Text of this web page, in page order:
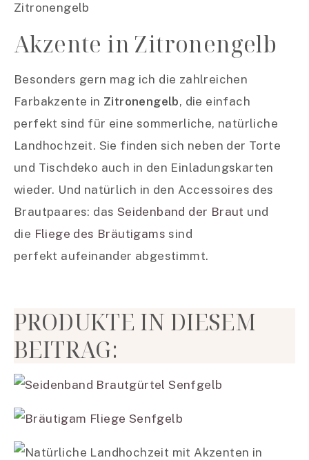
Akzente in Zitronengelb
Besonders gern mag ich die zahlreichen
Farbakzente in Zitronengelb, die einfach
perfekt sind für eine sommerliche, natürliche
Landhochzeit. Sie finden sich neben der Torte
und Tischdeko auch in den Einladungskarten
wieder. Und natürlich in den Accessoires des
Brautpaares: das Seidenband der Braut und
die Fliege des Bräutigams sind
perfekt aufeinander abgestimmt.
PRODUKTE IN DIESEM
BEITRAG: